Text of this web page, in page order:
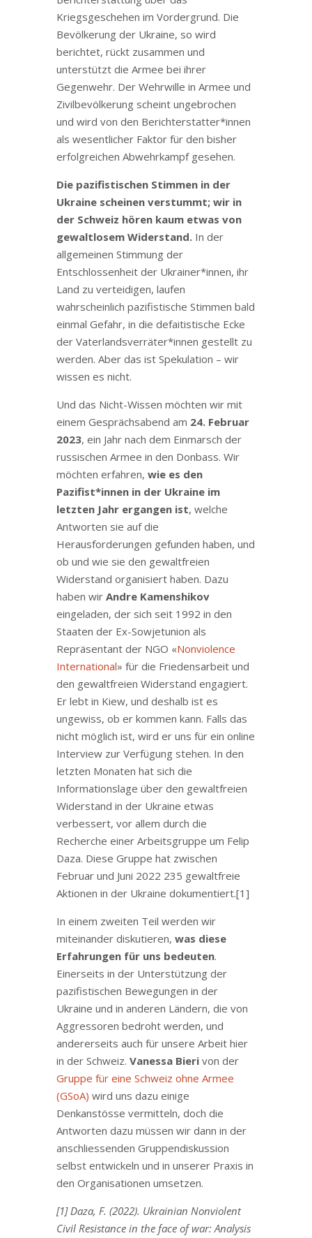
Kriegsgeschehen im Vordergrund. Die
Bevölkerung der Ukraine, so wird
berichtet, rückt zusammen und
unterstützt die Armee bei ihrer
Gegenwehr. Der Wehrwille in Armee und
Zivilbevölkerung scheint ungebrochen
und wird von den Berichterstatter*innen
als wesentlicher Faktor für den bisher
erfolgreichen Abwehrkampf gesehen.
Die pazifistischen Stimmen in der
Ukraine scheinen verstummt; wir in
der Schweiz hören kaum etwas von
gewaltlosem Widerstand.In der
allgemeinen Stimmung der
Entschlossenheit der Ukrainer*innen, ihr
Land zu verteidigen, laufen
wahrscheinlich pazifistische Stimmen bald
einmal Gefahr, in die defaitistische Ecke
der Vaterlandsverräter*innen gestellt zu
werden. Aber das ist Spekulation – wir
wissen es nicht.
Und das Nicht-Wissen möchten wir mit
einem Gesprächsabend am 24. Februar
2023, ein Jahr nach dem Einmarsch der
russischen Armee in den Donbass. Wir
möchten erfahren, wie es den
Pazifist*innen in der Ukraine im
letzten Jahr ergangen ist, welche
Antworten sie auf die
Herausforderungen gefunden haben, und
ob und wie sie den gewaltfreien
Widerstand organisiert haben. Dazu
haben wir Andre Kamenshikov
eingeladen, der sich seit 1992 in den
Staaten der Ex-Sowjetunion als
Repräsentant der NGO «Nonviolence
International» für die Friedensarbeit und
den gewaltfreien Widerstand engagiert.
Er lebt in Kiew, und deshalb ist es
ungewiss, ob er kommen kann. Falls das
nicht möglich ist, wird er uns für ein online
Interview zur Verfügung stehen. In den
letzten Monaten hat sich die
Informationslage über den gewaltfreien
Widerstand in der Ukraine etwas
verbessert, vor allem durch die
Recherche einer Arbeitsgruppe um Felip
Daza. Diese Gruppe hat zwischen
Februar und Juni 2022 235 gewaltfreie
Aktionen in der Ukraine dokumentiert.[1]
In einem zweiten Teil werden wir
miteinander diskutieren, was diese
Erfahrungen für uns bedeuten.
Einerseits in der Unterstützung der
pazifistischen Bewegungen in der
Ukraine und in anderen Ländern, die von
Aggressoren bedroht werden, und
andererseits auch für unsere Arbeit hier
in der Schweiz. Vanessa Bierivon der
Gruppe für eine Schweiz ohne Armee
(GSoA) wird uns dazu einige
Denkanstösse vermitteln, doch die
Antworten dazu müssen wir dann in der
anschliessenden Gruppendiskussion
selbst entwickeln und in unserer Praxis in
den Organisationen umsetzen.
[1] Daza, F. (2022). Ukrainian Nonviolent
Civil Resistance in the face of war: Analysis